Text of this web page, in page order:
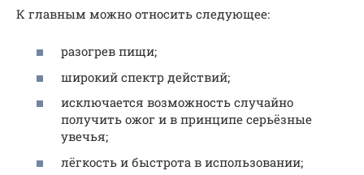
К главным можно относить следующее:
разогрев пищи;
широкий спектр действий;
исключается возможность случайно
получить ожог и в принципе серьёзные
увечья;
лёгкость и быстрота в использовании;